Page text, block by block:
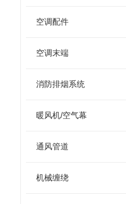
空调配件
空调末端
消防排烟系统
暖风机/空气幕
通风管道
机械缠绕